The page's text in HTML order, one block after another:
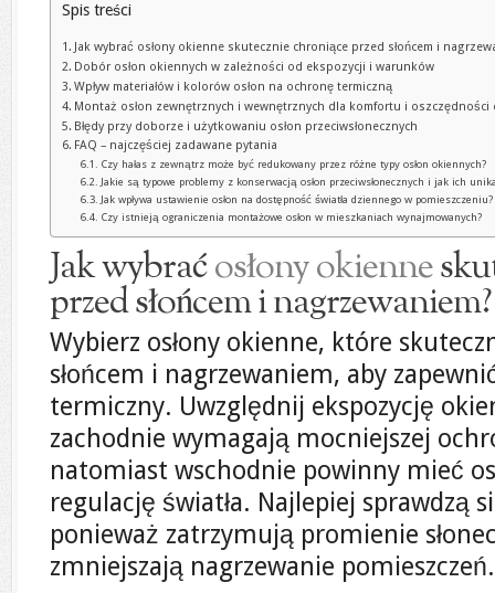
Spis treści
Jak wybrać osłony okienne skutecznie chroniące przed słońcem i
Dobór osłon okiennych w zależności od ekspozycji i warunków
Wpływ materiałów i kolorów osłon na ochronę termiczną
Montaż osłon zewnętrznych i wewnętrznych dla komfortu i oszczędności
Błędy przy doborze i użytkowaniu osłon przeciwsłonecznych
FAQ – najczęściej zadawane pytania
Czy hałas z zewnątrz może być redukowany przez różne typy osłon okiennych?
Jakie są typowe problemy z konserwacją osłon przeciwsłonecznych i jak ich
Jak wpływa ustawienie osłon na dostępność światła dziennego w pomieszczeniu?
Czy istnieją ograniczenia montażowe osłon w mieszkaniach wynajmowanych?
Jak wybraćosłony okienne
przed słońcem i nagrzewaniem?
Wybierz osłony okienne, które
słońcem i nagrzewaniem, aby
termiczny. Uwzględnij ekspozycję
zachodnie wymagają mocniejszej
natomiast wschodnie powinny mieć
regulację światła. Najlepiej sprawdzą
ponieważ zatrzymują promienie
zmniejszają nagrzewanie pomieszczeń.